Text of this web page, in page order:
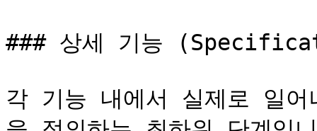
### 상세 기능
각 기능 내에서 실제로 일